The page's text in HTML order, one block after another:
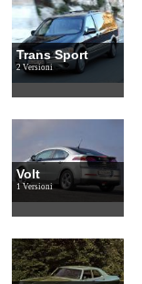
Trans Sport
2 Versioni
Volt
1 Versioni